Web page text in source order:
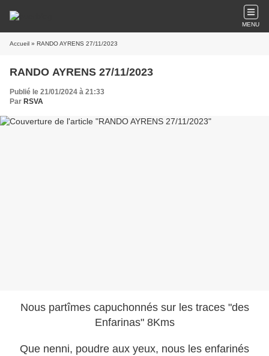
MENU
Accueil » RANDO AYRENS 27/11/2023
RANDO AYRENS 27/11/2023
Publié le 21/01/2024 à 21:33
Par RSVA
Nous partîmes capuchonnés sur les traces "des
Enfarinas" 8Kms
Que nenni, poudre aux yeux, nous les enfarinés